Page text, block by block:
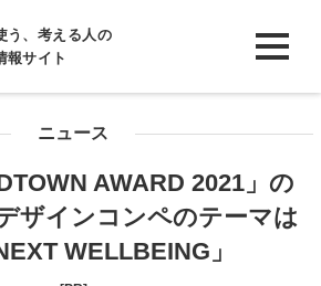
う、考える人の
報サイト
ニュース
AWARD 2021」の
ザインコンペのテーマは
WELLBEING」